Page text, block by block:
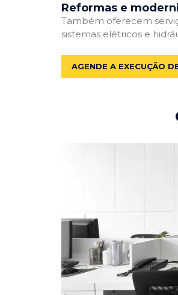
Reformas e
Também oferecem
sistemas elétricos e
AGENDE A EXECUÇÃO